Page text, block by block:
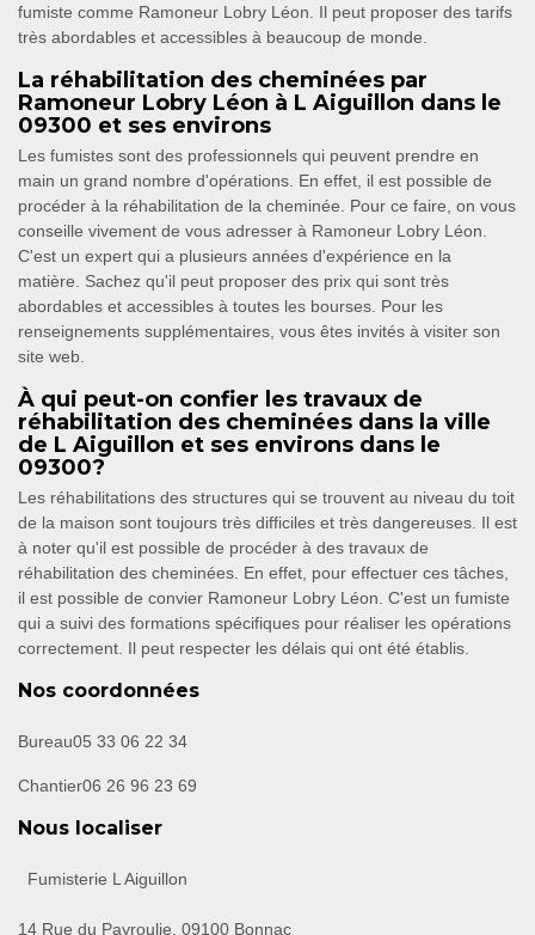
fumiste comme Ramoneur Lobry Léon. Il peut proposer des tarifs
très abordables et accessibles à beaucoup de monde.
La réhabilitation des cheminées par
Ramoneur Lobry Léon à L Aiguillon dans le
09300 et ses environs
Les fumistes sont des professionnels qui peuvent prendre en
main un grand nombre d'opérations. En effet, il est possible de
procéder à la réhabilitation de la cheminée. Pour ce faire, on vous
conseille vivement de vous adresser à Ramoneur Lobry Léon.
C'est un expert qui a plusieurs années d'expérience en la
matière. Sachez qu'il peut proposer des prix qui sont très
abordables et accessibles à toutes les bourses. Pour les
renseignements supplémentaires, vous êtes invités à visiter son
site web.
À qui peut-on confier les travaux de
réhabilitation des cheminées dans la ville
de L Aiguillon et ses environs dans le
09300?
Les réhabilitations des structures qui se trouvent au niveau du toit
de la maison sont toujours très difficiles et très dangereuses. Il est
à noter qu'il est possible de procéder à des travaux de
réhabilitation des cheminées. En effet, pour effectuer ces tâches,
il est possible de convier Ramoneur Lobry Léon. C'est un fumiste
qui a suivi des formations spécifiques pour réaliser les opérations
correctement. Il peut respecter les délais qui ont été établis.
Nos coordonnées
Bureau05 33 06 22 34
Chantier06 26 96 23 69
Nous localiser
Fumisterie L Aiguillon
14 Rue du Payroulie, 09100 Bonnac